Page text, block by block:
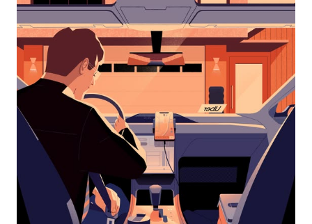
bas
interagir
avec
calendrier
et
sélectionner
une
date.
Appuyez
d'échappement
pour
fermer